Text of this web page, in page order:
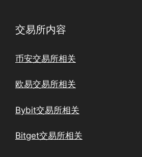
交易所内容
币安交易所相关
欧易交易所相关
Bybit交易所相关
Bitget交易所相关